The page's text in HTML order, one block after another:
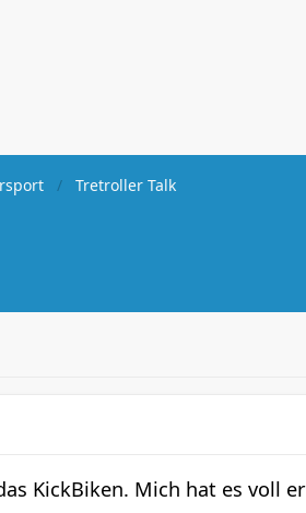
Tretroller Talk
KickBiken. Mich hat es voll